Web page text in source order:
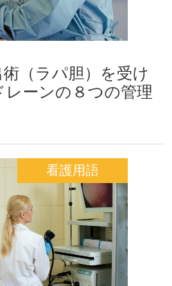
（ラパ胆）を受け
レーンの８つの管理
看護用語